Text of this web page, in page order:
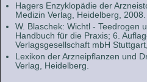
Hagers Enzyklopädie der
Medizin Verlag, Heidelberg, 2008.
W. Blaschek: Wichtl - Teedrogen
Handbuch für die Praxis; 6.
Verlagsgesellschaft mbH
Lexikon der Arzneipflanzen und
Verlag, Heidelberg.